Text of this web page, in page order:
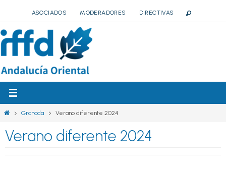
contenido
ASOCIADOS MODERADORES DIRECTIVAS
InicioGranada Verano diferente 2024
Verano diferente 2024